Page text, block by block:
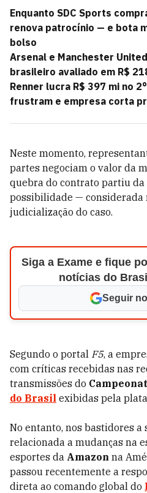
Enquanto SDC Sports
renova patrocínio — e bota
bolso
Arsenal e Manchester
brasileiro avaliado em R$
Renner lucra R$ 397 mi no
frustram e empresa corta
Neste momento,
partes negociam o valor da
quebra do contrato partiu da
possibilidade — considerada
judicialização do caso.
Siga a Exame e fique
notícias do
Seguir
Segundo o portal F5, a
com críticas recebidas nas
transmissões do
do Brasil exibidas pela
No entanto, nos bastidores
relacionada a mudanças na
esportes da Amazon na
passou recentemente a
direta ao comando global do